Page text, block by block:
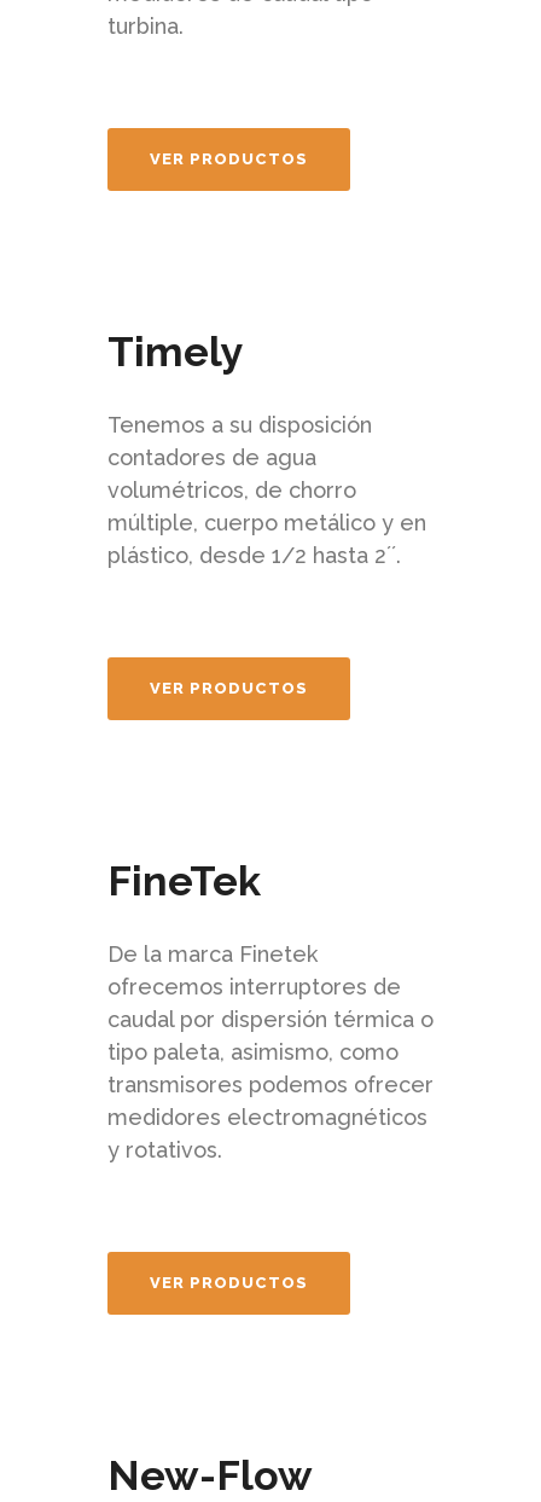
turbina.
VER PRODUCTOS
Timely
Tenemos a su disposición
contadores de agua
volumétricos, de chorro
múltiple, cuerpo metálico y en
plástico, desde 1/2 hasta 2´´.
VER PRODUCTOS
FineTek
De la marca Finetek
ofrecemos interruptores de
caudal por dispersión térmica o
tipo paleta, asimismo, como
transmisores podemos ofrecer
medidores electromagnéticos
y rotativos.
VER PRODUCTOS
New-Flow